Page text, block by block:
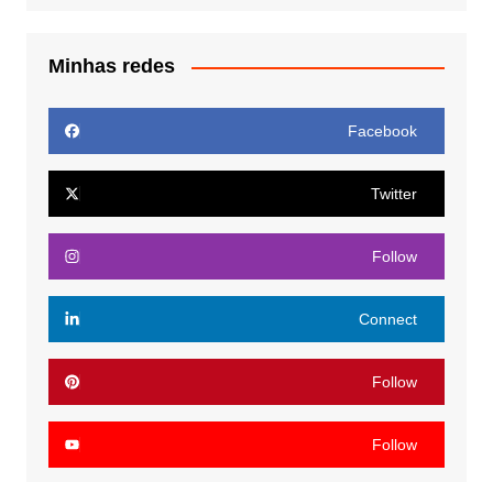
Minhas redes
Facebook
Twitter
Follow
Connect
Follow
Follow